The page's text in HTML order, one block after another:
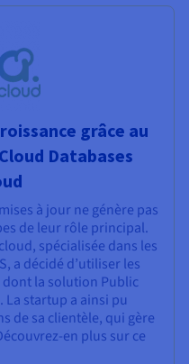
grâce au
Databases
à jour ne génère pas
de leur rôle principal.
spécialisée dans les
a décidé d’utiliser les
dont la solution Public
La startup a ainsi pu
de sa clientèle, qui gère
en plus sur ce